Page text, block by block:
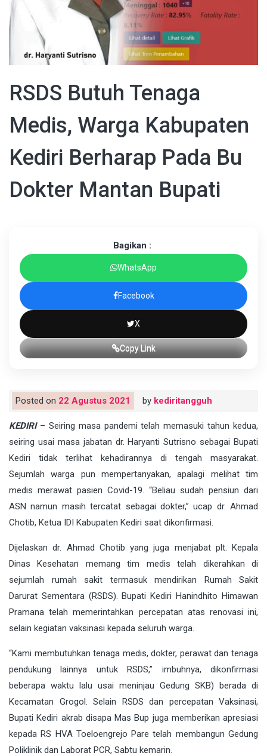
RSDS Butuh Tenaga
Medis, Warga Kabupaten
Kediri Berharap Pada Bu
Dokter Mantan Bupati
Bagikan :
WhatsApp
Facebook
X
Copy Link
Posted on 22 Agustus 2021 by kediritangguh
KEDIRI – Seiring masa pandemi telah memasuki tahun kedua,
seiring usai masa jabatan dr. Haryanti Sutrisno sebagai Bupati
Kediri tidak terlihat kehadirannya di tengah masyarakat.
Sejumlah warga pun mempertanyakan, apalagi melihat tim
medis merawat pasien Covid-19. “Beliau sudah pensiun dari
ASN namun masih tercatat sebagai dokter,” ucap dr. Ahmad
Chotib, Ketua IDI Kabupaten Kediri saat dikonfirmasi.
Dijelaskan dr. Ahmad Chotib yang juga menjabat plt. Kepala
Dinas Kesehatan memang tim medis telah dikerahkan di
sejumlah rumah sakit termasuk mendirikan Rumah Sakit
Darurat Sementara (RSDS). Bupati Kediri Hanindhito Himawan
Pramana telah memerintahkan percepatan atas renovasi ini,
selain kegiatan vaksinasi kepada seluruh warga.
“Kami membutuhkan tenaga medis, dokter, perawat dan tenaga
pendukung lainnya untuk RSDS,” imbuhnya, dikonfirmasi
beberapa waktu lalu usai meninjau Gedung SKB) berada di
Kecamatan Grogol. Selain RSDS dan percepatan Vaksinasi,
Bupati Kediri akrab disapa Mas Bup juga memberikan apresiasi
kepada RS HVA Toeloengrejo Pare telah membangun Gedung
Poliklinik dan Laborat PCR, Sabtu kemarin.